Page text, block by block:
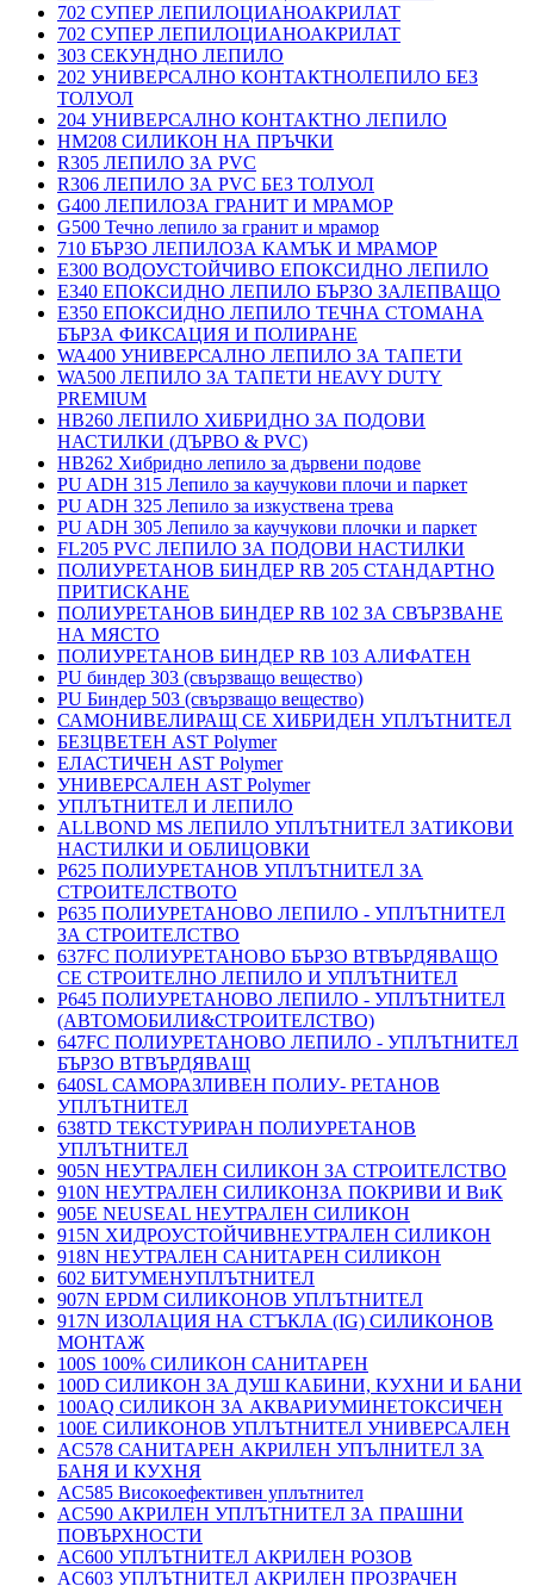
702 СУПЕР ЛЕПИЛОЦИАНОАКРИЛАТ
702 СУПЕР ЛЕПИЛОЦИАНОАКРИЛАТ
303 СЕКУНДНО ЛЕПИЛО
202 УНИВЕРСАЛНО КОНТАКТНОЛЕПИЛО БЕЗ
ТОЛУОЛ
204 УНИВЕРСАЛНО КОНТАКТНО ЛЕПИЛО
HM208 СИЛИКОН НА ПРЪЧКИ
R305 ЛЕПИЛО ЗА PVC
R306 ЛЕПИЛО ЗА PVC БЕЗ ТОЛУОЛ
G400 ЛЕПИЛОЗА ГРАНИТ И МРАМОP
G500 Течно лепило за гранит и мрамор
710 БЪРЗО ЛЕПИЛОЗА КАМЪК И МРАМОP
E300 ВОДОУСТОЙЧИВО ЕПОКСИДНО ЛЕПИЛО
E340 ЕПОКСИДНО ЛЕПИЛО БЪРЗО ЗАЛЕПВАЩО
E350 ЕПОКСИДНО ЛЕПИЛО ТЕЧНА СТОМАНА
БЪРЗА ФИКСАЦИЯ И ПОЛИРАНЕ
WA400 УНИВЕРСАЛНО ЛЕПИЛО ЗА ТАПЕТИ
WA500 ЛЕПИЛО ЗА ТАПЕТИ HEAVY DUTY
PREMIUM
HB260 ЛЕПИЛО ХИБРИДНО ЗА ПОДОВИ
НАСТИЛКИ (ДЪРВО & PVC)
HB262 Хибридно лепило за дървени подове
PU ADH 315 Лепило за каучукови плочи и паркет
PU ADH 325 Лепило за изкуствена трева
PU ADH 305 Лепило за каучукови плочки и паркет
FL205 PVC ЛЕПИЛО ЗА ПОДОВИ НАСТИЛКИ
ПОЛИУРЕТАНОВ БИНДЕР RB 205 СТАНДАРТНО
ПРИТИСКАНЕ
ПОЛИУРЕТАНОВ БИНДЕР RB 102 ЗА СВЪРЗВАНЕ
НА МЯСТО
ПОЛИУРЕТАНОВ БИНДЕР RB 103 АЛИФАТЕН
PU биндер 303 (свързващо вещество)
PU Биндер 503 (свързващо вещество)
САМОНИВЕЛИРАЩ СЕ ХИБРИДЕН УПЛЪТНИТЕЛ
БЕЗЦВЕТЕН AST Polymer
ЕЛАСТИЧЕН AST Polymer
УНИВЕРСАЛЕН AST Polymer
УПЛЪТНИТЕЛ И ЛЕПИЛО
ALLBOND MS ЛЕПИЛО УПЛЪТНИТЕЛ ЗАТИКОВИ
НАСТИЛКИ И ОБЛИЦОВКИ
P625 ПОЛИУРЕТАНОВ УПЛЪТНИТЕЛ ЗА
СТРОИТЕЛСТВОТО
P635 ПОЛИУРЕТАНОВО ЛЕПИЛО - УПЛЪТНИТЕЛ
ЗА СТРОИТЕЛСТВО
637FC ПОЛИУРЕТАНОВО БЪРЗО ВТВЪРДЯВАЩО
СЕ СТРОИТЕЛНО ЛЕПИЛО И УПЛЪТНИТЕЛ
P645 ПОЛИУРЕТАНОВО ЛЕПИЛО - УПЛЪТНИТЕЛ
(АВТОМОБИЛИ&СТРОИТЕЛСТВО)
647FC ПОЛИУРЕТАНОВО ЛЕПИЛО - УПЛЪТНИТЕЛ
БЪРЗО ВТВЪРДЯВАЩ
640SL САМОРАЗЛИВЕН ПОЛИУ- РЕТАНОВ
УПЛЪТНИТЕЛ
638TD ТЕКСТУРИРАН ПОЛИУРЕТАНОВ
УПЛЪТНИТЕЛ
905N НЕУТРАЛЕН СИЛИКОН ЗА СТРОИТЕЛСТВО
910N НЕУТРАЛЕН СИЛИКОНЗА ПОКРИВИ И ВиК
905E NEUSEAL НЕУТРАЛЕН СИЛИКОН
915N ХИДРОУСТОЙЧИВНЕУТРАЛЕН СИЛИКОН
918N НЕУТРАЛЕН САНИТАРЕН СИЛИКОН
602 БИТУМЕНУПЛЪТНИТЕЛ
907N EPDM СИЛИКОНОВ УПЛЪТНИТЕЛ
917N ИЗОЛАЦИЯ НА СТЪКЛА (IG) СИЛИКОНОВ
МОНТАЖ
100S 100% СИЛИКОН САНИТАРЕН
100D СИЛИКОН ЗА ДУШ КАБИНИ, КУХНИ И БАНИ
100AQ СИЛИКОН ЗА АКВАРИУМИНЕТОКСИЧЕН
100E СИЛИКОНОВ УПЛЪТНИТЕЛ УНИВЕРСАЛЕН
AC578 САНИТАРЕН АКРИЛЕН УПЪЛНИТЕЛ ЗА
БАНЯ И КУХНЯ
AC585 Високоефективен уплътнител
AC590 АКРИЛЕН УПЛЪТНИТЕЛ ЗА ПРАШНИ
ПОВЪРХНОСТИ
AC600 УПЛЪТНИТЕЛ АКРИЛЕН РОЗОВ
AC603 УПЛЪТНИТЕЛ АКРИЛЕН ПРОЗРАЧЕН